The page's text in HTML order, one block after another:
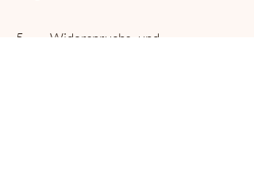
5. Widerspruchs- und